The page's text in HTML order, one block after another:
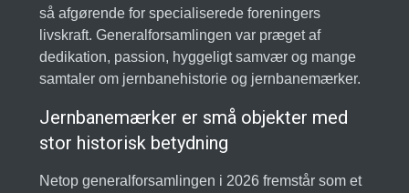
så afgørende for specialiserede foreningers
livskraft. Generalforsamlingen var præget af
dedikation, passion, hyggeligt samvær og mange
samtaler om jernbanehistorie og jernbanemærker.
Jernbanemærker er små objekter med
stor historisk betydning
Netop generalforsamlingen i 2026 fremstår som et